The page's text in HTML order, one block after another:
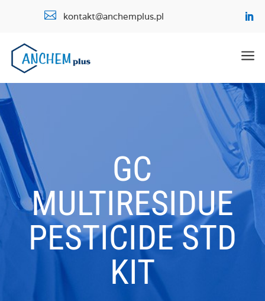
 kontakt@anchemplus.pl
a
GC
MULTIRESIDUE
PESTICIDE STD
KIT